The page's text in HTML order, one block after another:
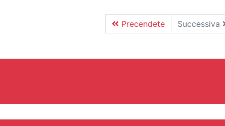
Precendete Successiva